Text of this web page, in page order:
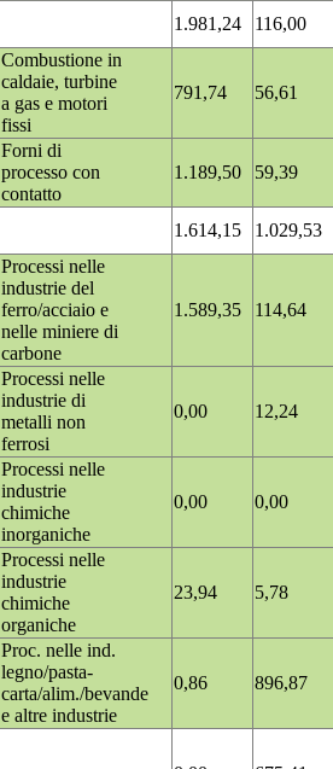
1.981,24
116,00
Combustione in
caldaie, turbine
a gas e motori
fissi
791,74 56,61
Forni di
processo con
contatto
1.189,50 59,39
1.614,15
1.029,53
Processi nelle
industrie del
ferro/acciaio e
nelle miniere di
carbone
1.589,35 114,64
Processi nelle
industrie di
metalli non
ferrosi
0,00 12,24
Processi nelle
industrie
chimiche
inorganiche
0,00 0,00
Processi nelle
industrie
chimiche
organiche
23,94 5,78
Proc. nelle ind.
legno/pasta-
carta/alim./bevande
e altre industrie
0,86 896,87